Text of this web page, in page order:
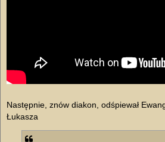
Następnie, znów diakon, odśpiewał
Łukasza